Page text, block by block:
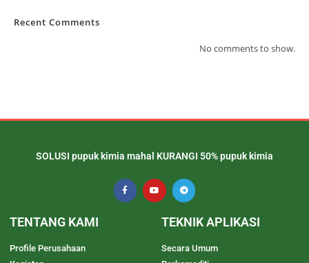
Recent Comments
No comments to show.
SOLUSI pupuk kimia mahal KURANGI 50% pupuk kimia
TENTANG KAMI
Profile Perusahaan
TEKNIK APLIKASI
Secara Umum